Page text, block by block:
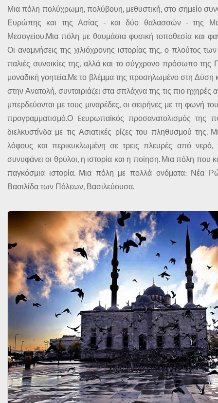
Μια πόλη πολύχρωμη, πολύβουη, μεθυστική, στο σημείο
Ευρώπης και της Ασίας - και δύο θαλασσών - της
Μεσογείου.Μια πόλη με θαυμάσια φυσική τοποθεσία και
Οι αναμνήσεις της χιλιόχρονης ιστορίας της, ο πλούτος
παλιές συνοικίες της, αλλά και το σύγχρονο πρόσωπο της
μοναδική γοητεία.Με το βλέμμα της προσηλωμένο στη Δύση
στην Ανατολή, συνταιριάζει στα σπλάχνα της τις πιο ηχηρές
μπερδεύονται με τους μιναρέδες, οι σειρήνες με τη φωνή
προγραμματισμό.Ο Eευρωπαϊκός προσανατολισμός της
διελκυστίνδα με τις Ασιατικές ρίζες του πληθυσμού της.
λόφους και περικυκλωμένη σε τρεις πλευρές από
συνυφάνει οι θρύλοι, η ιστορία και η ποίηση. Μια πόλη που
παγκόσμια ιστορία. Μια πόλη με πολλά ονόματα: Νέα
Βασιλίδα των Πόλεων, Βασιλεύουσα.